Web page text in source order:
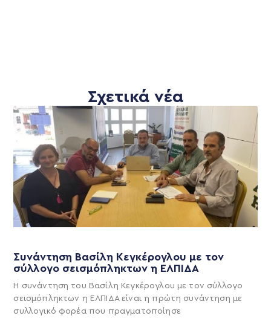
Σχετικά νέα
Συνάντηση Βασίλη Κεγκέρογλου με τον
σύλλογο σεισμόπληκτων η ΕΛΠΙΔΑ
Η συνάντηση του Βασίλη Κεγκέρογλου με τον σύλλογο
σεισμόπληκτων η ΕΛΠΙΔΑ είναι η πρώτη συνάντηση με
συλλογικό φορέα που πραγματοποίησε